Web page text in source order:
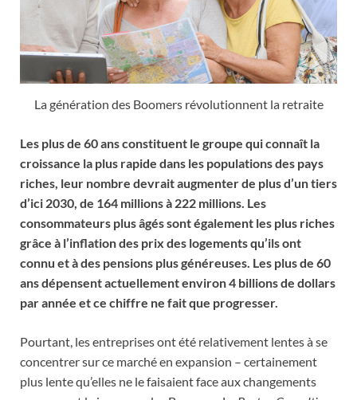
La génération des Boomers révolutionnent la retraite
Les plus de 60 ans constituent le groupe qui connaît la
croissance la plus rapide dans les populations des pays
riches, leur nombre devrait augmenter de plus d’un tiers
d’ici 2030, de 164 millions à 222 millions. Les
consommateurs plus âgés sont également les plus riches
grâce à l’inflation des prix des logements qu’ils ont
connu et à des pensions plus généreuses. Les plus de 60
ans dépensent actuellement environ 4 billions de dollars
par année et ce chiffre ne fait que progresser.
Pourtant, les entreprises ont été relativement lentes à se
concentrer sur ce marché en expansion – certainement
plus lente qu’elles ne le faisaient face aux changements